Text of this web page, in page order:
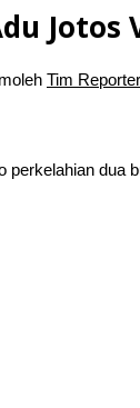
oleh Tim Reporter
perkelahian dua